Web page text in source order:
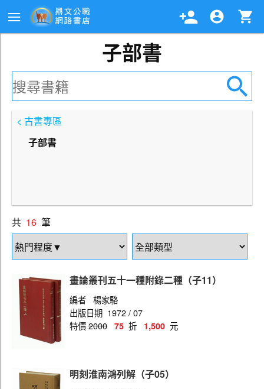
子部書
< 古書專區
子部書
共 16 筆
畫論叢刊五十一種附錄二種（子11）
編者 楊家駱
出版日期 1972 / 07
特價2000 75 折 1,500 元
明刻淮南鴻列解（子05）